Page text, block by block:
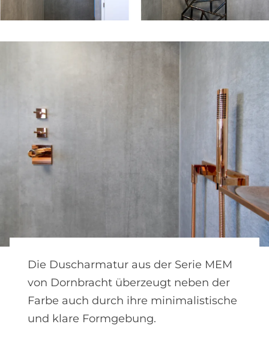
Die Duscharmatur aus der Serie MEM
von Dornbracht überzeugt neben der
Farbe auch durch ihre minimalistische
und klare Formgebung.